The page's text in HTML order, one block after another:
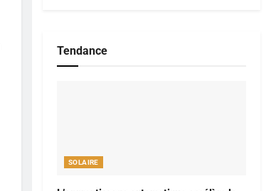
Tendance
SOLAIRE